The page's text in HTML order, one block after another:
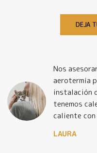
DEJA
Nos
aerotermia
instalación
tenemos
caliente
LAURA